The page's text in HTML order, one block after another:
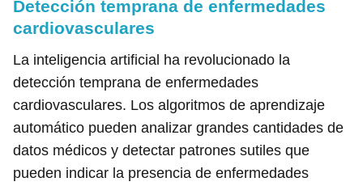
Detección temprana de enfermedades
cardiovasculares
La inteligencia artificial ha revolucionado la
detección temprana de enfermedades
cardiovasculares. Los algoritmos de aprendizaje
automático pueden analizar grandes cantidades de
datos médicos y detectar patrones sutiles que
pueden indicar la presencia de enfermedades